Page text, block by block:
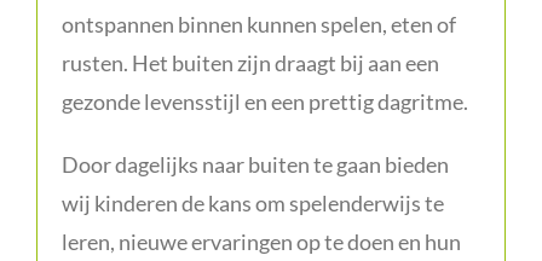
ontspannen binnen kunnen spelen, eten of
rusten. Het buiten zijn draagt bij aan een
gezonde levensstijl en een prettig dagritme.
Door dagelijks naar buiten te gaan bieden
wij kinderen de kans om spelenderwijs te
leren, nieuwe ervaringen op te doen en hun